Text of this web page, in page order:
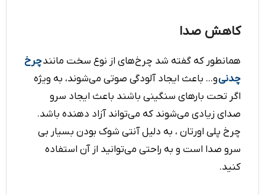
کاهش صدا
همانطور که گفته شد چرخ‌های از نوع سخت مانندچرخ
چدنیو... باعث ایجاد آلودگی صوتی می‌شوند، به ویژه
اگر تحت بارهای سنگینی باشند باعث ایجاد سرو
صدای زیادی می‌شوند که می‌تواند آزاد دهنده باشد.
چرخ پلی اورتان ‌، به دلیل آنتی شوک بودن بسیار بی
سرو صدا است و به راحتی می‌توانید از آن‌ استفاده
کنید.